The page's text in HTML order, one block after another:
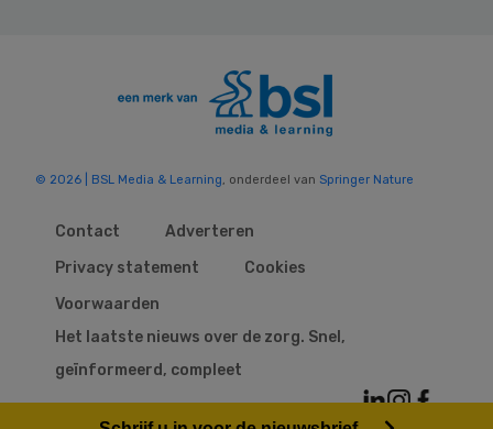
© 2026 | BSL Media & Learning , onderdeel van Springer Nature
Contact
Adverteren
Privacy statement
Cookies
Voorwaarden
Het laatste nieuws over de zorg. Snel,
geïnformeerd, compleet